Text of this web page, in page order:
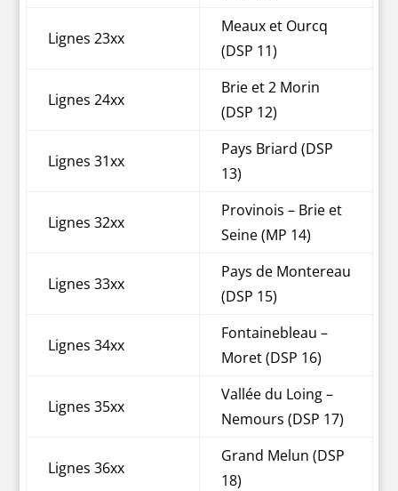
Lignes 23xx
Meaux et Ourcq
(DSP 11)
Lignes 24xx
Brie et 2 Morin
(DSP 12)
Lignes 31xx
Pays Briard (DSP
13)
Lignes 32xx
Provinois – Brie et
Seine (MP 14)
Lignes 33xx
Pays de Montereau
(DSP 15)
Lignes 34xx
Fontainebleau –
Moret (DSP 16)
Lignes 35xx
Vallée du Loing –
Nemours (DSP 17)
Lignes 36xx
Grand Melun (DSP
18)